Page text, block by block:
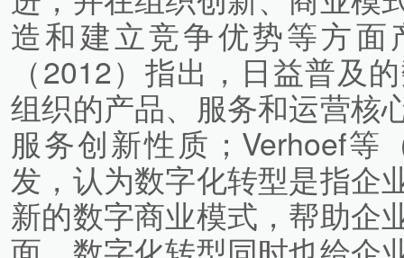
造和建立竞争优势等方面
（2012）指出，日益普及
组织的产品、服务和运营核
服务创新性质；Verhoef
发，认为数字化转型是指企
新的数字商业模式，帮助企